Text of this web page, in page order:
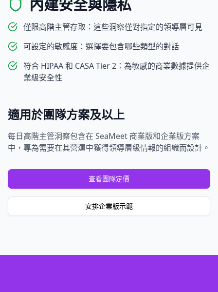
內建安全與隱私
僅限高階主管存取：這些洞察僅對指定的領導層可見
可設定的敏感度：選擇要包含哪些類型的對話
符合 HIPAA 和 CASA Tier 2：為敏感的商業數據提供企
業級安全性
適用於團隊方案及以上
每日高階主管洞察包含在 SeaMeet 商業版和企業版方案
中，專為需要在其營運中獲得領導層級情報的組織而設計。
查看團隊定價
安排企業版示範